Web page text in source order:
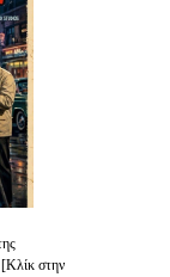
στην